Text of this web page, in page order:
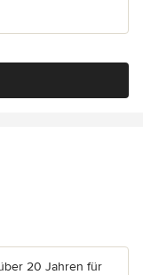
20 Jahren für